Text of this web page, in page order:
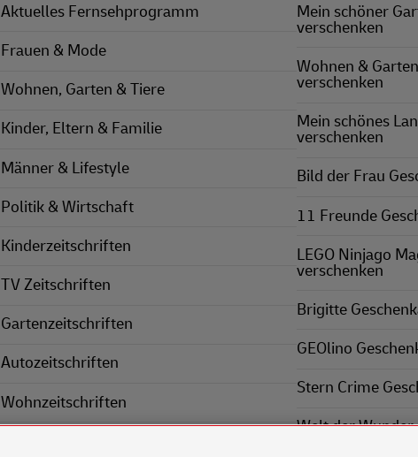
Aktuelles Fernsehprogramm
Frauen & Mode
Wohnen, Garten & Tiere
Kinder, Eltern & Familie
Männer & Lifestyle
Politik & Wirtschaft
Kinderzeitschriften
TV Zeitschriften
Gartenzeitschriften
Autozeitschriften
Wohnzeitschriften
Mein schöner
verschenken
Wohnen &
verschenken
Mein schönes
verschenken
Bild der Frau
11 Freunde
LEGO Ninjago
verschenken
Brigitte
GEOlino
Stern Crime
Welt der Wunder